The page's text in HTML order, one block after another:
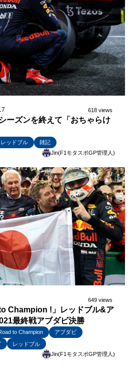
618 views
ーズンを終えて「おちゃらけ
レッドブル
雑記
Jin(F1モタスポGP管理人)
649 views
Champion !」レッドブル&ア
最終戦アブダビ決勝
to Champion
アブダビ
レッドブル
Jin(F1モタスポGP管理人)